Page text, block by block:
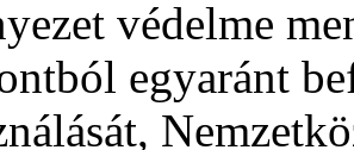
védelme
egyaránt